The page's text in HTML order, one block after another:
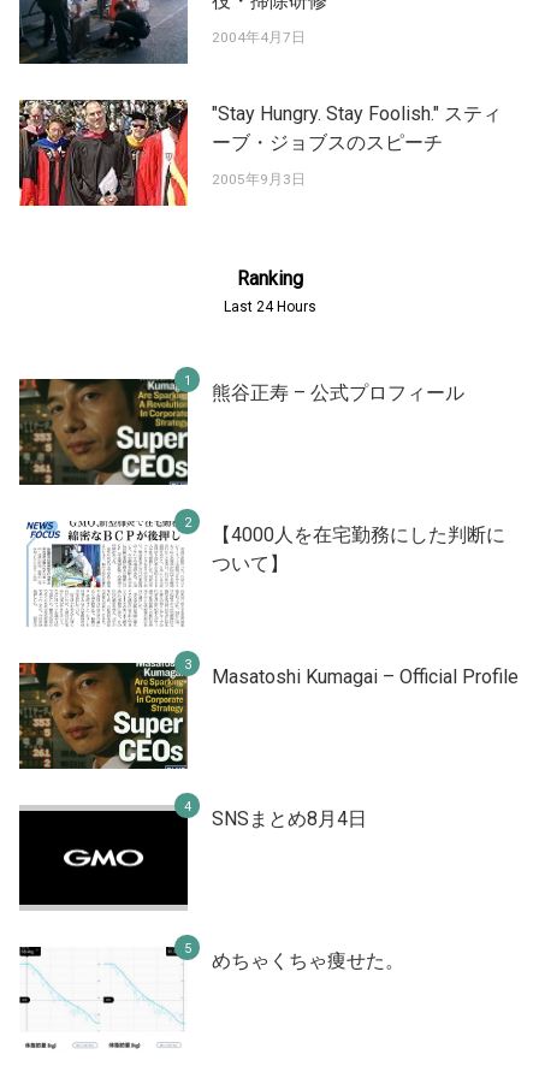
2004年4月7日
"Stay Hungry. Stay Foolish." スティ
ーブ・ジョブスのスピーチ
2005年9月3日
Ranking
Last 24 Hours
熊谷正寿 – 公式プロフィール
【4000人を在宅勤務にした判断に
ついて】
Masatoshi Kumagai – Official Profile
SNSまとめ8月4日
めちゃくちゃ痩せた。